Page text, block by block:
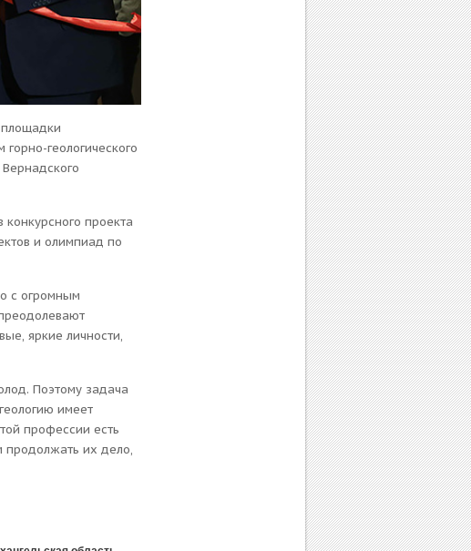
площадки
геологического
проекта
и олимпиад по
с огромным
яркие личности,
Поэтому задача
имеет
профессии есть
продолжать их дело,